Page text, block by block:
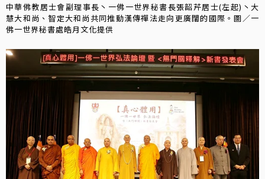
中華佛教居士會副理事長丶一佛一世界秘書長張韶芹居士(左起)丶大
慧大和尚、智定大和尚共同推動漢傳禪法走向更廣闊的國際。圖／一
佛一世界秘書處皓月文化提供